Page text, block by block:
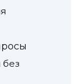
без